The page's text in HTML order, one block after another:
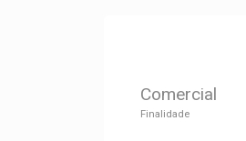
Comercial
Finalidade